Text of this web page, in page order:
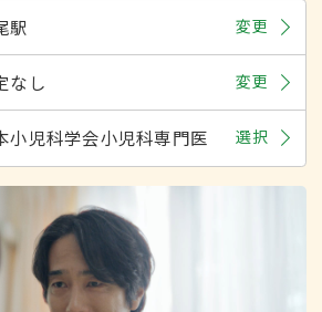
駅 変更
なし 変更
小児科学会小児科専門医 選択